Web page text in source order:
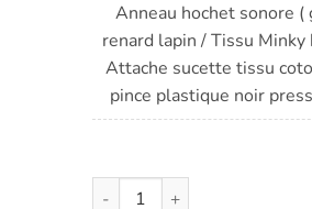
Anneau hochet sonore
renard lapin / Tissu
Attache sucette tissu
pince plastique noir
quantité de Coffret Kyko